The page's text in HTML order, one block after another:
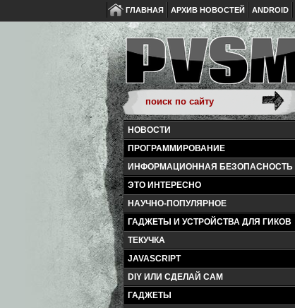
ГЛАВНАЯ АРХИВ НОВОСТЕЙ ANDROID
НОВОСТИ
ПРОГРАММИРОВАНИЕ
ИНФОРМАЦИОННАЯ БЕЗОПАСНОСТЬ
ЭТО ИНТЕРЕСНО
НАУЧНО-ПОПУЛЯРНОЕ
ГАДЖЕТЫ И УСТРОЙСТВА ДЛЯ ГИКОВ
ТЕКУЧКА
JAVASCRIPT
DIY ИЛИ СДЕЛАЙ САМ
ГАДЖЕТЫ